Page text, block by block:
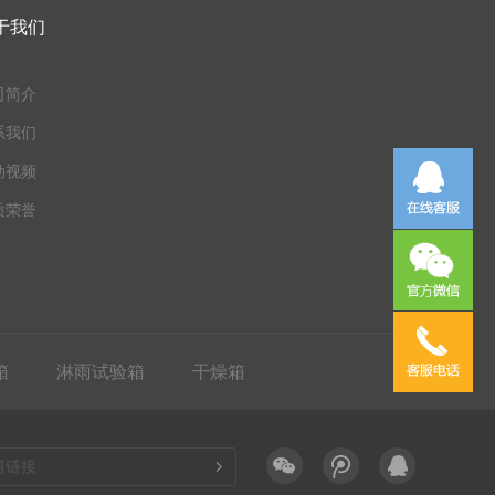
我们
简介
我们
视频
荣誉
淋雨试验箱 干燥箱
链接